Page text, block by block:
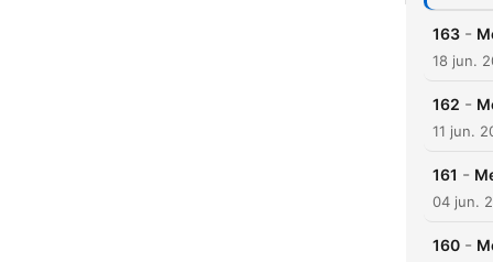
163 -
18 jun.
162 -
11 jun.
161 -
04 jun.
160 -